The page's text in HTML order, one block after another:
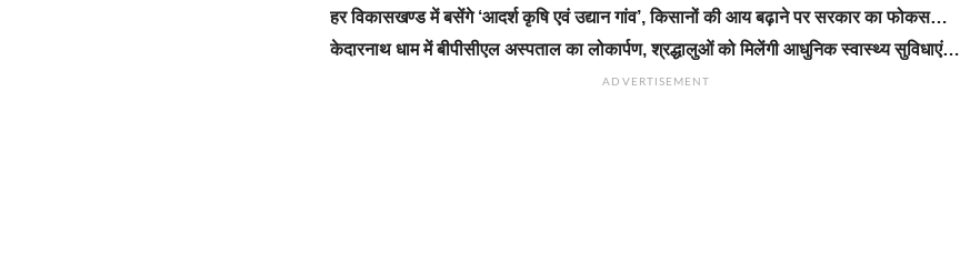
हर विकासखण्ड में बसेंगे ‘आदर्श कृषि एवं उद्यान गांव’, किसानों की आय बढ़ाने पर सरकार का फोकस…
केदारनाथ धाम में बीपीसीएल अस्पताल का लोकार्पण, श्रद्धालुओं को मिलेंगी आधुनिक स्वास्थ्य सुविधाएं…
ADVERTISEMENT